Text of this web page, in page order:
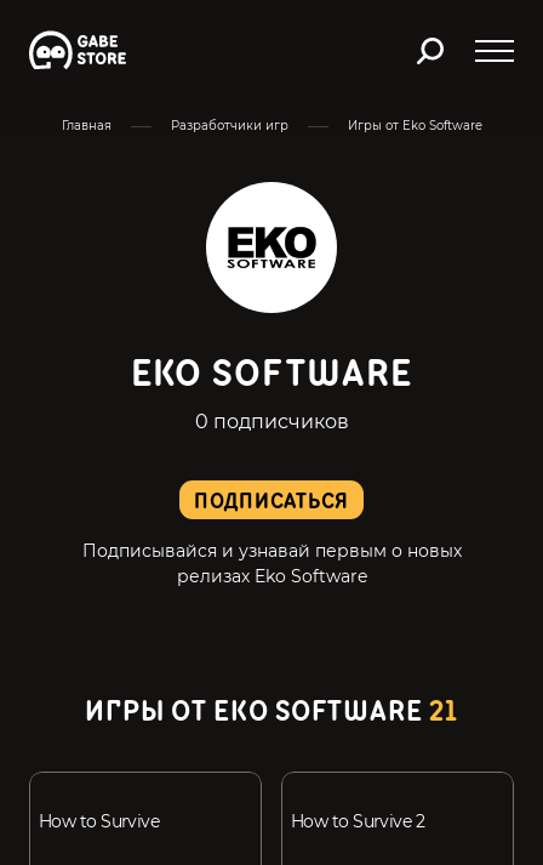
Главная Разработчики игр Игры от Eko Software
ПОДПИСАТЬСЯ
Подписывайся и узнавай первым о новых
релизах Eko Software
EKO SOFTWARE
0 подписчиков
ИГРЫ ОТ EKO SOFTWARE 21
How to Survive How to Survive 2